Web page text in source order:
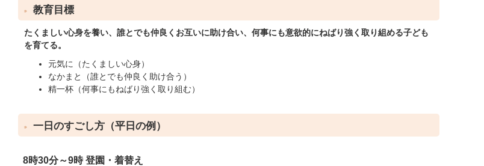
教育目標
たくましい心身を養い、誰とでも仲良くお互いに助け合い、何事にも意欲的にねばり強く取り組める子ども
を育てる。
元気に（たくましい心身）
なかまと（誰とでも仲良く助け合う）
精一杯（何事にもねばり強く取り組む）
一日のすごし方（平日の例）
8時30分～9時 登園・着替え